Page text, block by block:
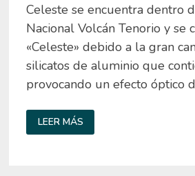
Celeste se encuentra dentro
Nacional Volcán Tenorio y se
«Celeste» debido a la gran
silicatos de aluminio que
provocando un efecto óptico
RÍO
CELESTE
Y
LEER MÁS